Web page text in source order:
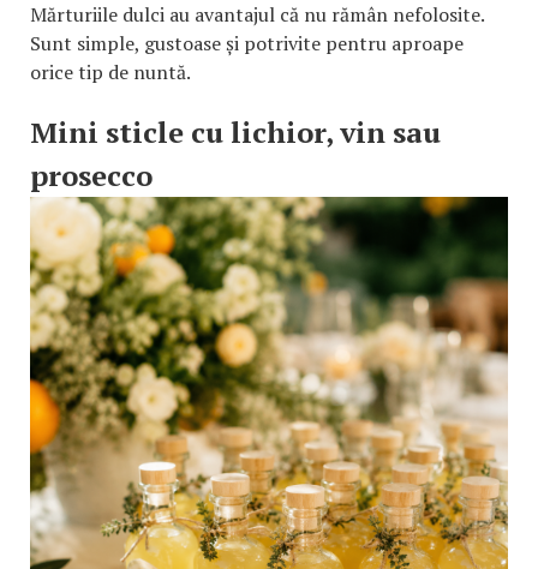
Mărturiile dulci au avantajul că nu rămân nefolosite.
Sunt simple, gustoase și potrivite pentru aproape
orice tip de nuntă.
Mini sticle cu lichior, vin sau
prosecco